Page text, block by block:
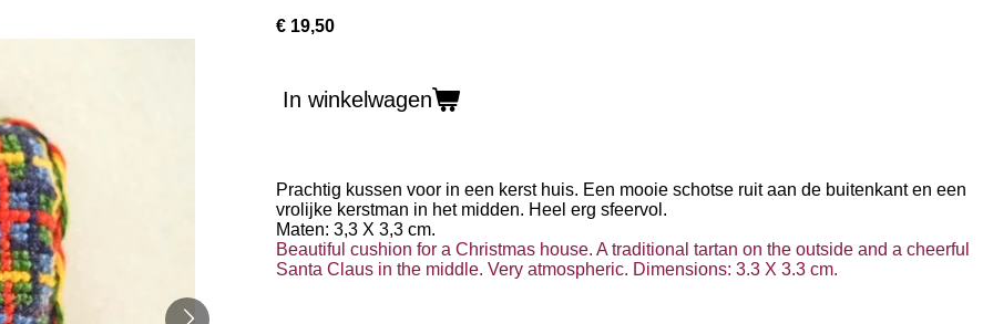
€ 19,50
In winkelwagen
Prachtig kussen voor in een kerst huis. Een mooie schotse ruit aan de buitenkant en een
vrolijke kerstman in het midden. Heel erg sfeervol.
Maten: 3,3 X 3,3 cm.
Beautiful cushion for a Christmas house. A traditional tartan on the outside and a cheerful
Santa Claus in the middle. Very atmospheric. Dimensions: 3.3 X 3.3 cm.